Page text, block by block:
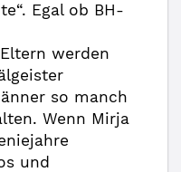
Egal ob BH-
werden
so manch
Wenn Mirja
und